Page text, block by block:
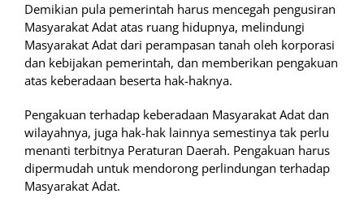
Demikian pula pemerintah harus mencegah pengusiran
Masyarakat Adat atas ruang hidupnya, melindungi
Masyarakat Adat dari perampasan tanah oleh korporasi
dan kebijakan pemerintah, dan memberikan pengakuan
atas keberadaan beserta hak-haknya.
Pengakuan terhadap keberadaan Masyarakat Adat dan
wilayahnya, juga hak-hak lainnya semestinya tak perlu
menanti terbitnya Peraturan Daerah. Pengakuan harus
dipermudah untuk mendorong perlindungan terhadap
Masyarakat Adat.